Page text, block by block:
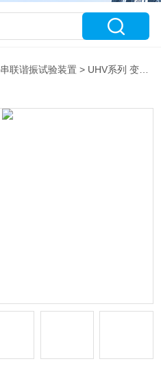
串联谐振试验装置 > UHV系列 变频电源